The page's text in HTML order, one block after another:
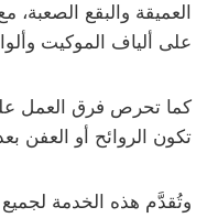
العميقة والبقع
على ألياف الموكيت
كما تحرص فرق العمل
تكون الروائح أو العفن
وتُقدَّم هذه الخدمة لجميع